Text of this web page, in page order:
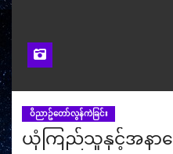
ဝိညာဥ်တော်လွန်ကဲခြင်း
ယုံကြည်သူနှင့်အနာရော